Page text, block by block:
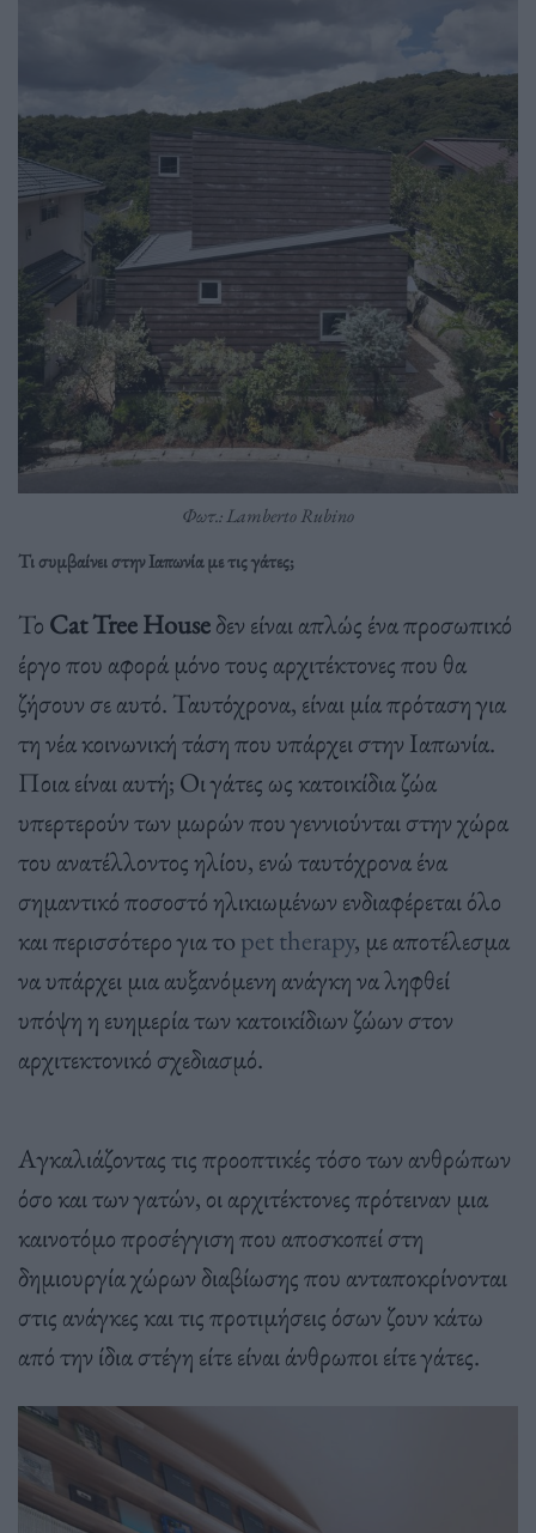
Φωτ.: Lamberto Rubino
Τι συμβαίνει στην Ιαπωνία με τις γάτες;
Το Cat Tree Houseδεν είναι απλώς ένα προσωπικό
έργο που αφορά μόνο τους αρχιτέκτονες που θα
ζήσουν σε αυτό. Ταυτόχρονα, είναι μία πρόταση για
τη νέα κοινωνική τάση που υπάρχει στην Ιαπωνία.
Ποια είναι αυτή; Οι γάτες ως κατοικίδια ζώα
υπερτερούν των μωρών που γεννιούνται στην χώρα
του ανατέλλοντος ηλίου, ενώ ταυτόχρονα ένα
σημαντικό ποσοστό ηλικιωμένων ενδιαφέρεται όλο
και περισσότερο για τo pet therapy, με αποτέλεσμα
να υπάρχει μια αυξανόμενη ανάγκη να ληφθεί
υπόψη η ευημερία των κατοικίδιων ζώων στον
αρχιτεκτονικό σχεδιασμό.
Αγκαλιάζοντας τις προοπτικές τόσο των ανθρώπων
όσο και των γατών, οι αρχιτέκτονες πρότειναν μια
καινοτόμο προσέγγιση που αποσκοπεί στη
δημιουργία χώρων διαβίωσης που ανταποκρίνονται
στις ανάγκες και τις προτιμήσεις όσων ζουν κάτω
από την ίδια στέγη είτε είναι άνθρωποι είτε γάτες.